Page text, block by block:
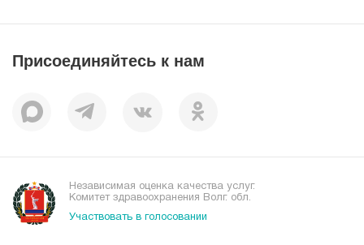
Пациентам
Присоединяйтесь к нам
Независимая оценка качества услуг.
Комитет здравоохранения Волг. обл.
Участвовать в голосовании